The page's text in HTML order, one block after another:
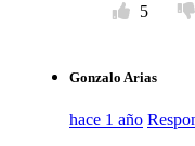
5
Gonzalo Arias
hace 1 año